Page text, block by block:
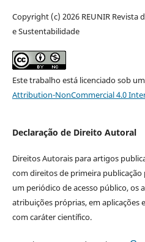
Copyright (c) 2026 REUNIR
e Sustentabilidade
Este trabalho está licenciado sob
Attribution-NonCommercial 4.0
Declaração de Direito Autoral
Direitos Autorais para artigos
com direitos de primeira publicação
um periódico de acesso público, os
atribuições próprias, em aplicações
com caráter científico.